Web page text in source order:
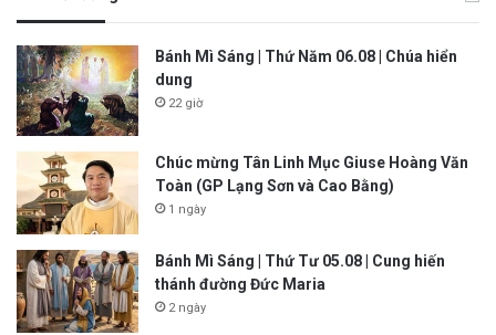
Bánh Mì Sáng | Thứ Năm 06.08 | Chúa hiển
dung
22 giờ
Chúc mừng Tân Linh Mục Giuse Hoàng Văn
Toàn (GP Lạng Sơn và Cao Bằng)
1 ngày
Bánh Mì Sáng | Thứ Tư 05.08 | Cung hiến
thánh đường Đức Maria
2 ngày